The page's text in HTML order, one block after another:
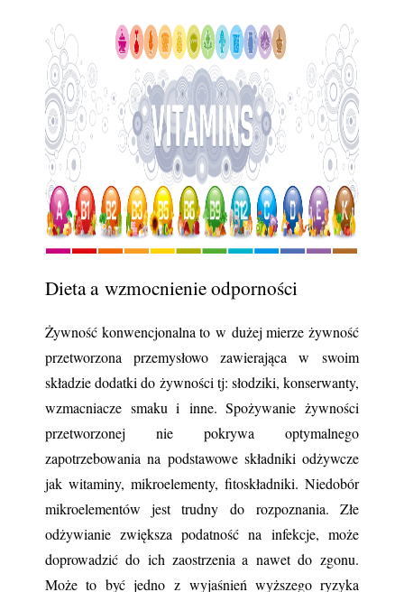
Dieta a wzmocnienie odporności
Żywność konwencjonalna to w dużej mierze żywność
przetworzona przemysłowo zawierająca w swoim
składzie dodatki do żywności tj: słodziki, konserwanty,
wzmacniacze smaku i inne. Spożywanie żywności
przetworzonej nie pokrywa optymalnego
zapotrzebowania na podstawowe składniki odżywcze
jak witaminy, mikroelementy, fitoskładniki. Niedobór
mikroelementów jest trudny do rozpoznania. Złe
odżywianie zwiększa podatność na infekcje, może
doprowadzić do ich zaostrzenia a nawet do zgonu.
Może to być jedno z wyjaśnień wyższego ryzyka